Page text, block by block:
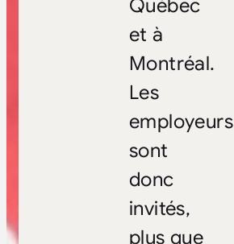
Québec
et à
Montréal.
Les
employeurs
sont
donc
invités,
plus que